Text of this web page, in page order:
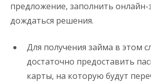
предложение, заполнить онлайн-
дождаться решения.
Для получения займа в этом
достаточно предоставить
карты, на которую будут